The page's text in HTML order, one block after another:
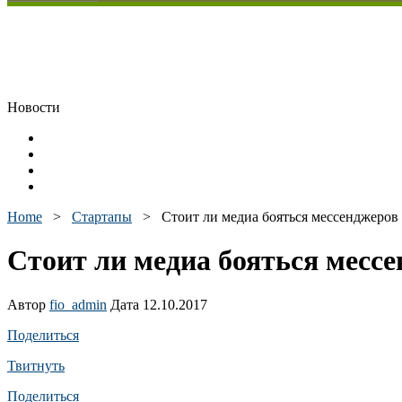
Новости
Home > Стартапы > Стоит ли медиа бояться мессенджеров
Стоит ли медиа бояться
Автор fio_admin Дата 12.10.2017
Поделиться
Твитнуть
Поделиться